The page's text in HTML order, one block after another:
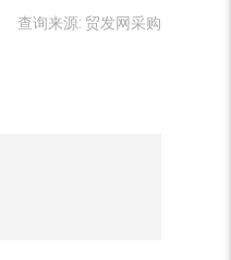
查询来源: 贸发网采购